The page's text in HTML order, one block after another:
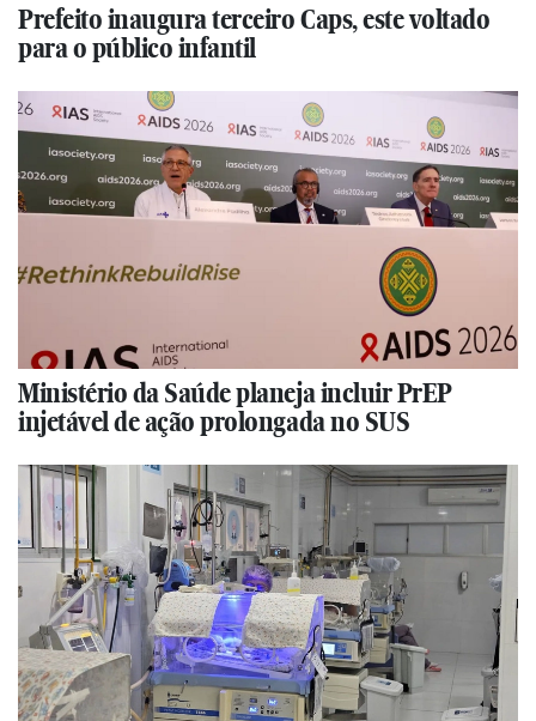
Prefeito inaugura terceiro Caps, este voltado
para o público infantil
Ministério da Saúde planeja incluir PrEP
injetável de ação prolongada no SUS